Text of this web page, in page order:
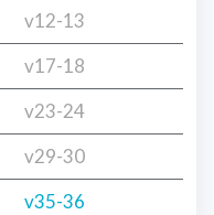
v12-13
v17-18
v23-24
v29-30
v35-36